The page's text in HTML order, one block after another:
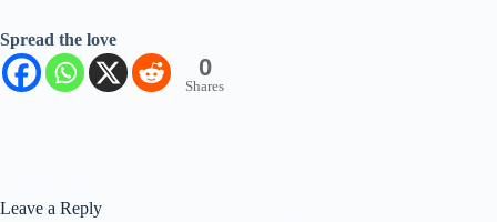
Spread the love
0
Shares
Leave a Reply